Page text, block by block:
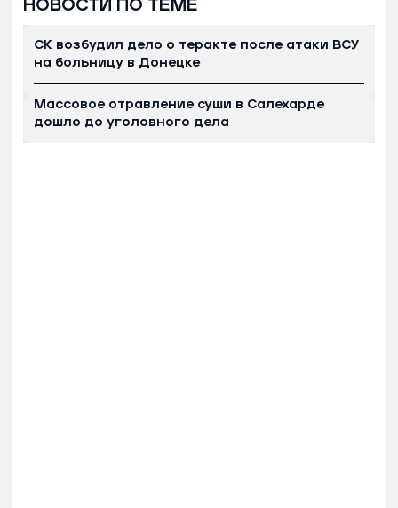
НОВОСТИ ПО ТЕМЕ
СК возбудил дело о теракте после атаки ВСУ
на больницу в Донецке
Массовое отравление суши в Салехарде
дошло до уголовного дела